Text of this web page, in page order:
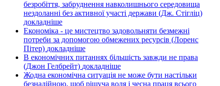
безробіття, забруднення навколишнього середовища
нездоланні без активної участі держави (Дж. Стігліц)
докладнiше
Економіка - це мистецтво задовольняти безмежні
потреби за допомогою обмежених ресурсів (Лоренс
Пітер) докладнiше
В економічних питаннях більшість завжди не права
(Джон Гелбрейт) докладнiше
Жодна економічна ситуація не може бути настільки
безнадійною, щоб рішуча воля і чесна праця всього